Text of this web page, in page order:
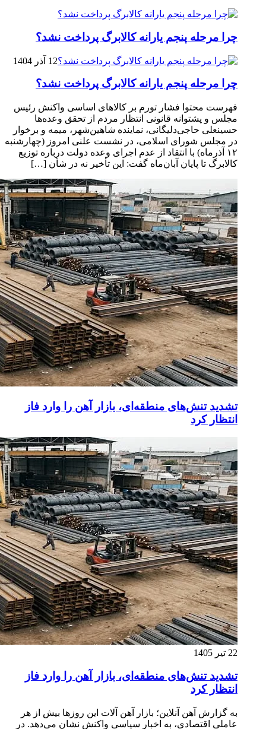
چرا مرحله پنجم یارانه کالابرگ پرداخت نشد؟
12 آذر 1404
چرا مرحله پنجم یارانه کالابرگ پرداخت نشد؟
فهرست محتوا فشار تورم بر کالاهای اساسی واکنش رئیس
مجلس و پشتوانه قانونی انتظار مردم از تحقق وعده‌ها
حسینعلی حاجی‌دلیگانی، نماینده شاهین‌شهر، میمه و برخوار
در مجلس شورای اسلامی، در نشست علنی امروز (چهارشنبه
۱۲ آذرماه) با انتقاد از عدم اجرای وعده دولت درباره توزیع
کالابرگ تا پایان آبان‌ماه گفت: این تأخیر نه در شأن […]
تشدید تنش‌های منطقه‌ای، بازار آهن را وارد فاز
انتظار کرد
22 تیر 1405
تشدید تنش‌های منطقه‌ای، بازار آهن را وارد فاز
انتظار کرد
به گزارش آهن آنلاین؛ بازار آهن آلات این روزها بیش از هر
عاملی اقتصادی، به اخبار سیاسی واکنش نشان می‌دهد. در